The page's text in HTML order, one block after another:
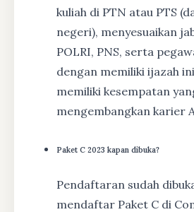
kuliah di PTN atau PTS
negeri), menyesuaikan
POLRI, PNS, serta
dengan memiliki ijazah
memiliki kesempatan
mengembangkan karier
Paket C 2023 kapan dibuka?
Pendaftaran sudah
mendaftar Paket C di